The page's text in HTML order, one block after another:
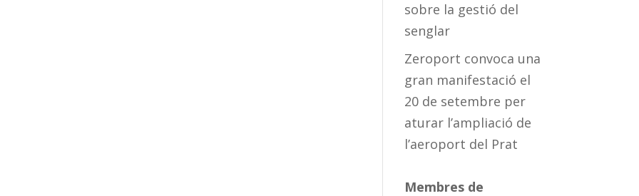
sobre la gestió del
senglar
Zeroport convoca una
gran manifestació el
20 de setembre per
aturar l’ampliació de
l’aeroport del Prat
Membres de